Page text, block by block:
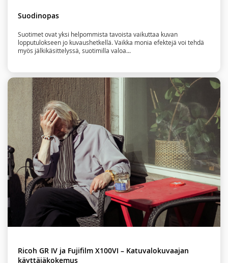
Suodinopas
Suotimet ovat yksi helpommista tavoista vaikuttaa kuvan
lopputulokseen jo kuvaushetkellä. Vaikka monia efektejä voi tehdä
myös jälkikäsittelyssä, suotimilla valoa...
Ricoh GR IV ja Fujifilm X100VI – Katuvalokuvaajan
käyttäjäkokemus